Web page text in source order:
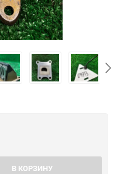
В КОРЗИНУ